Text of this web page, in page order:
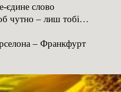
єдине слово
чутно – лиш тобі…
– Франкфурт